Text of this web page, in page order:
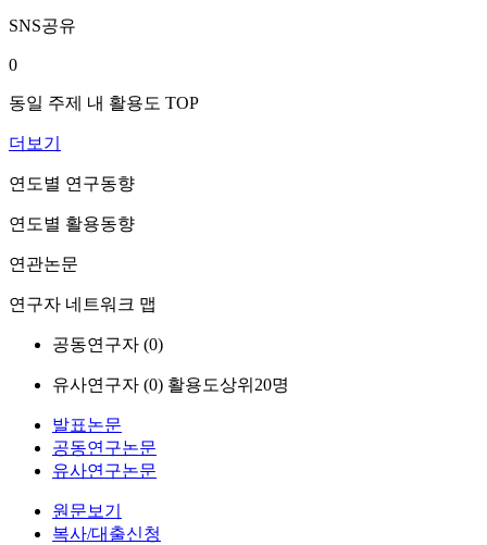
SNS공유
0
동일 주제 내 활용도 TOP
더보기
연도별 연구동향
연도별 활용동향
연관논문
연구자 네트워크 맵
공동연구자 (0)
유사연구자 (0) 활용도상위20명
발표논문
공동연구논문
유사연구논문
원문보기
복사/대출신청